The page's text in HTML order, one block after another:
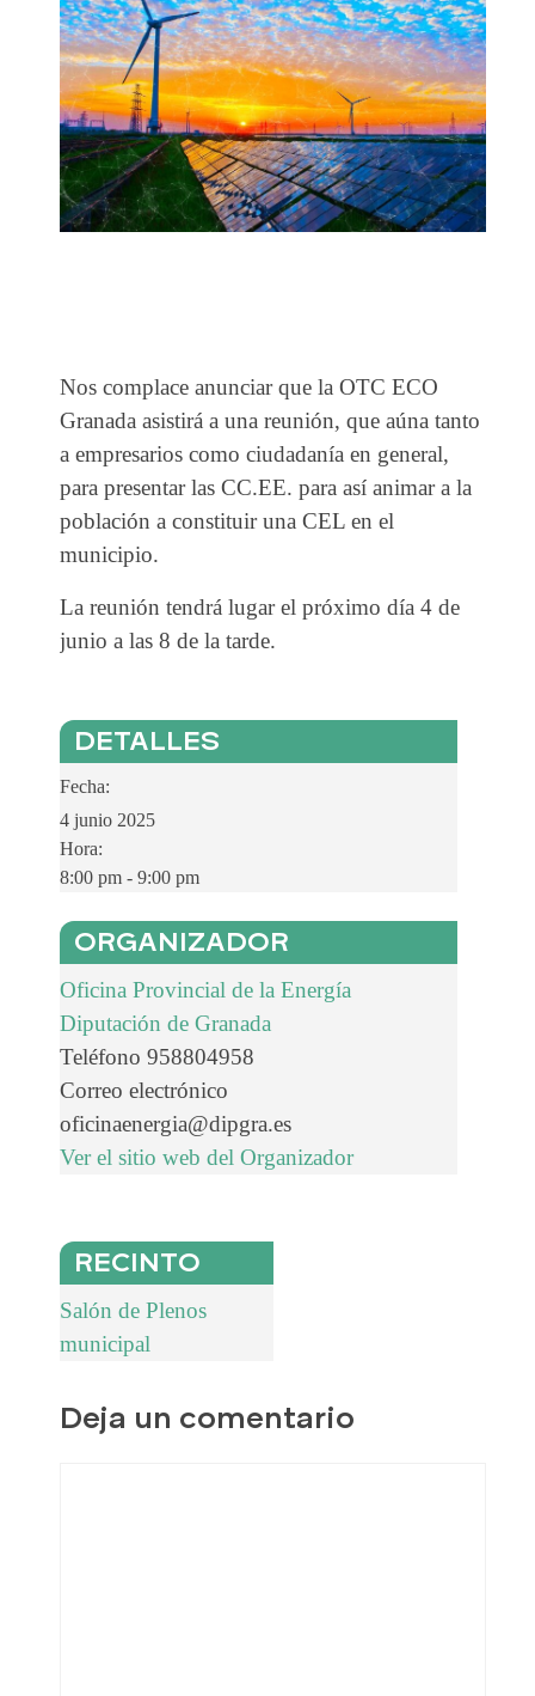
Nos complace anunciar que la OTC ECO
Granada asistirá a una reunión, que aúna tanto
a empresarios como ciudadanía en general,
para presentar las CC.EE. para así animar a la
población a constituir una CEL en el
municipio.
La reunión tendrá lugar el próximo día 4 de
junio a las 8 de la tarde.
DETALLES
Fecha:
4 junio 2025
Hora:
8:00 pm - 9:00 pm
ORGANIZADOR
Oficina Provincial de la Energía
Diputación de Granada
Teléfono 958804958
Correo electrónico
oficinaenergia@dipgra.es
Ver el sitio web del Organizador
RECINTO
Salón de Plenos
municipal
Deja un comentario